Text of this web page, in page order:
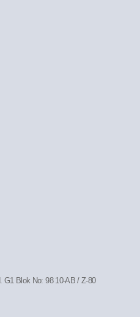
G1 Blok No: 98 10-AB / Z-80